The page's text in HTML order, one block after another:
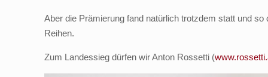
Aber die Prämierung fand natürlich trotzdem statt und
Reihen.
Zum Landessieg dürfen wir Anton Rossetti (